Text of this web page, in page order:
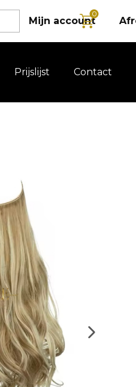
Mijn account
0
Prijslijst Contact